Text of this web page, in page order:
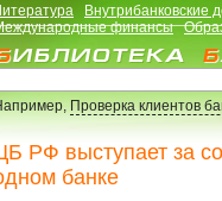
Внутрибанковские
финансы
Проверка клиентов
РФ выступает за
банке